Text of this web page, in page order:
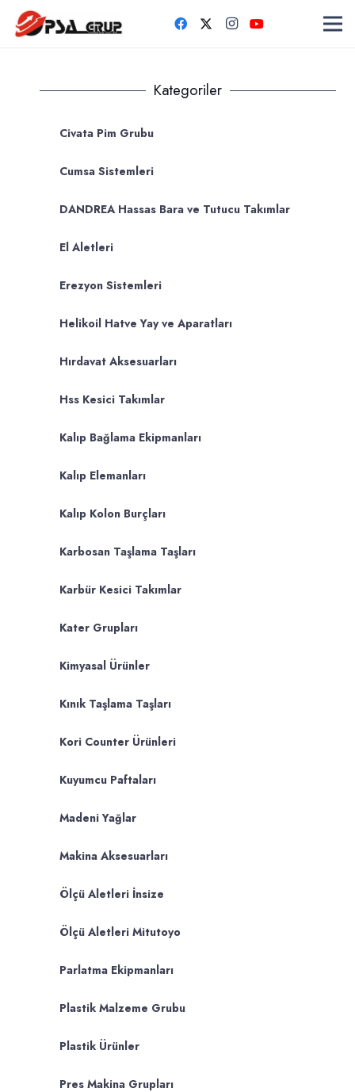
Kategoriler
Civata Pim Grubu
Cumsa Sistemleri
DANDREA Hassas Bara ve Tutucu Takımlar
El Aletleri
Erezyon Sistemleri
Helikoil Hatve Yay ve Aparatları
Hırdavat Aksesuarları
Hss Kesici Takımlar
Kalıp Bağlama Ekipmanları
Kalıp Elemanları
Kalıp Kolon Burçları
Karbosan Taşlama Taşları
Karbür Kesici Takımlar
Kater Grupları
Kimyasal Ürünler
Kınık Taşlama Taşları
Kori Counter Ürünleri
Kuyumcu Paftaları
Madeni Yağlar
Makina Aksesuarları
Ölçü Aletleri İnsize
Ölçü Aletleri Mitutoyo
Parlatma Ekipmanları
Plastik Malzeme Grubu
Plastik Ürünler
Pres Makina Grupları